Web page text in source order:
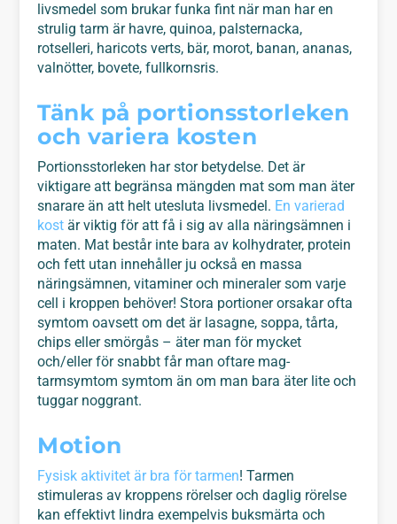
livsmedel som brukar funka fint när man har en
strulig tarm är havre, quinoa, palsternacka,
rotselleri, haricots verts, bär, morot, banan, ananas,
valnötter, bovete, fullkornsris.
Tänk på portionsstorleken
och variera kosten
Portionsstorleken har stor betydelse. Det är
viktigare att begränsa mängden mat som man äter
snarare än att helt utesluta livsmedel. En varierad
kost är viktig för att få i sig av alla näringsämnen i
maten. Mat består inte bara av kolhydrater, protein
och fett utan innehåller ju också en massa
näringsämnen, vitaminer och mineraler som varje
cell i kroppen behöver! Stora portioner orsakar ofta
symtom oavsett om det är lasagne, soppa, tårta,
chips eller smörgås – äter man för mycket
och/eller för snabbt får man oftare mag-
tarmsymtom symtom än om man bara äter lite och
tuggar noggrant.
Motion
Fysisk aktivitet är bra för tarmen! Tarmen
stimuleras av kroppens rörelser och daglig rörelse
kan effektivt lindra exempelvis buksmärta och